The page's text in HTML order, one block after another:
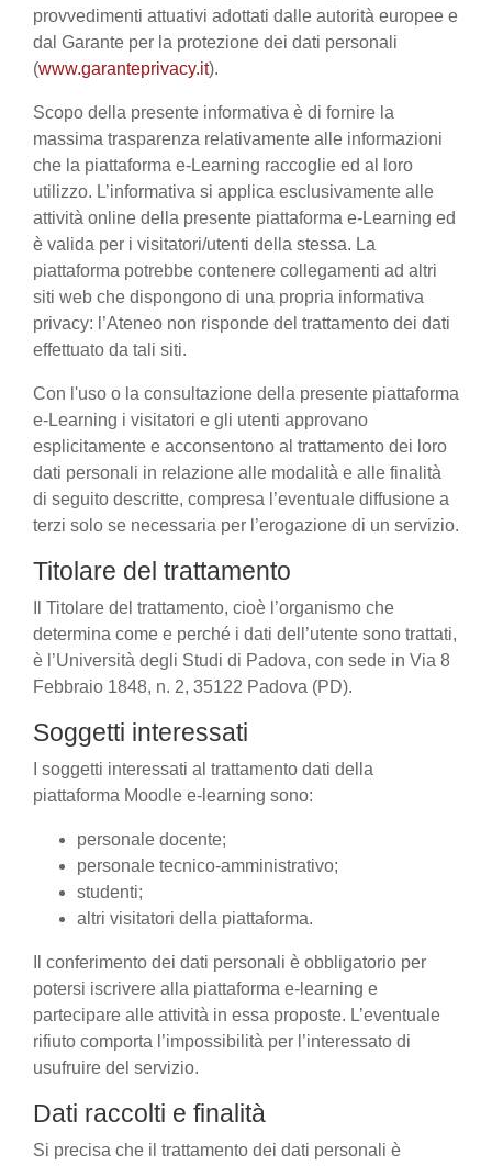
provvedimenti attuativi adottati dalle autorità europee e
dal Garante per la protezione dei dati personali
(www.garanteprivacy.it).
Scopo della presente informativa è di fornire la
massima trasparenza relativamente alle informazioni
che la piattaforma e-Learning raccoglie ed al loro
utilizzo. L’informativa si applica esclusivamente alle
attività online della presente piattaforma e-Learning ed
è valida per i visitatori/utenti della stessa. La
piattaforma potrebbe contenere collegamenti ad altri
siti web che dispongono di una propria informativa
privacy: l’Ateneo non risponde del trattamento dei dati
effettuato da tali siti.
Con l'uso o la consultazione della presente piattaforma
e-Learning i visitatori e gli utenti approvano
esplicitamente e acconsentono al trattamento dei loro
dati personali in relazione alle modalità e alle finalità
di seguito descritte, compresa l’eventuale diffusione a
terzi solo se necessaria per l’erogazione di un servizio.
Titolare del trattamento
Il Titolare del trattamento, cioè l’organismo che
determina come e perché i dati dell’utente sono trattati,
è l’Università degli Studi di Padova, con sede in Via 8
Febbraio 1848, n. 2, 35122 Padova (PD).
Soggetti interessati
I soggetti interessati al trattamento dati della
piattaforma Moodle e-learning sono:
personale docente;
personale tecnico-amministrativo;
studenti;
altri visitatori della piattaforma.
Il conferimento dei dati personali è obbligatorio per
potersi iscrivere alla piattaforma e-learning e
partecipare alle attività in essa proposte. L’eventuale
rifiuto comporta l’impossibilità per l’interessato di
usufruire del servizio.
Dati raccolti e finalità
Si precisa che il trattamento dei dati personali è